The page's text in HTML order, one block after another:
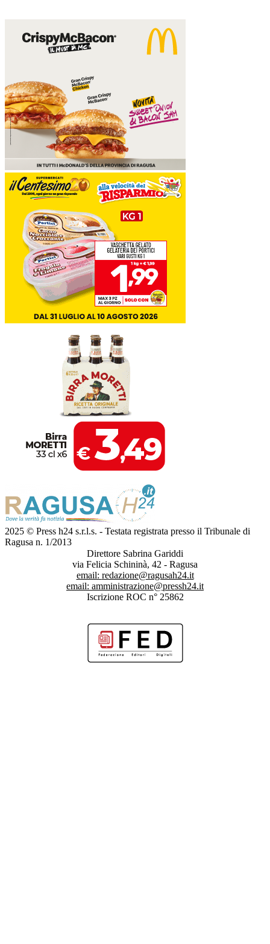
2025 © Press h24 s.r.l.s. - Testata registrata presso il Tribunale di
Ragusa n. 1/2013
Direttore Sabrina Gariddi
via Felicia Schininà, 42 - Ragusa
email: redazione@ragusah24.it
email: amministrazione@pressh24.it
Iscrizione ROC n° 25862